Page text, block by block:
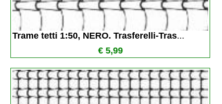
Trame tetti 1:50, NERO. Trasferelli-Tras...
€ 5,99